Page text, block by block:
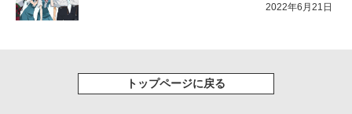
2022年6月21日
トップページに戻る